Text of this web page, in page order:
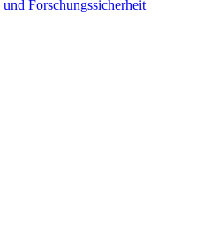
Forschungssicherheit